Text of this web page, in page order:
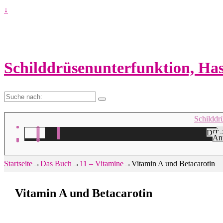
↓
Schilddrüsenunterfunktion,
Suche
Die
Startseite→Das Buch → 11 – Vitamine→Vitamin A und Betacarotin
Vitamin A und Betacarotin